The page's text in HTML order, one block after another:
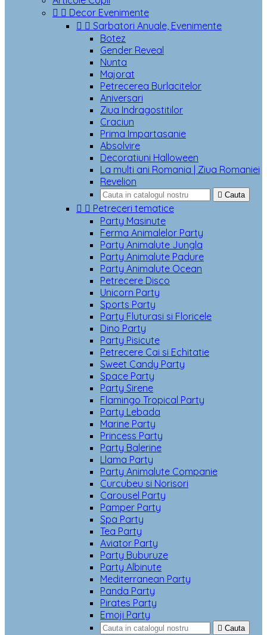
  Decor Evenimente
  Sarbatori Anuale, Evenimente
Botez
Gender Reveal
Nunta
Majorat
Petrecerea Burlacitelor
Aniversari
Ziua Indragostitilor
Craciun
Prima Impartasanie
Absolvire
Decoratiuni Halloween
La multi ani Romania | Ziua Romaniei
Revelion
 Cauta
  Petreceri tematice
Party Masinute
Ferma Animalelor Party
Party Animalute Jungla
Party Animalute Padure
Party Animalute Ocean
Petrecere Disco
Unicorn Party
Sports Party
Party Fluturasi si Floricele
Dino Party
Party Pisicute
Petrecere Cai si Echitatie
Sweet Candy Party
Space Party
Party Sirene
Flamingo Tropical Party
Party Lebada
Marine Party
Princess Party
Party Balerine
Llama Party
Party Animalute Companie
Curcubeu si Norisori
Carousel Party
Pamper Party
Spa Party
Tea Party
Aviator Party
Party Buburuze
Party Albinute
Mediterranean Party
Panda Party
Pirates Party
Emoji Party
 Cauta